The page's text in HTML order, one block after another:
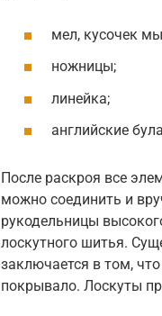
мел, кусочек
ножницы;
линейка;
английские
После раскроя все
можно соединить и
рукодельницы
лоскутного шитья.
заключается в том,
покрывало. Лоскуты